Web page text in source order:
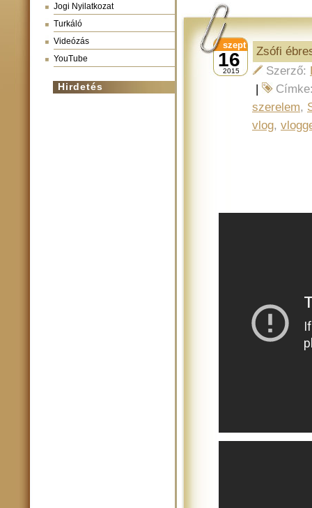
Jogi Nyilatkozat
Turkáló
Videózás
YouTube
Hirdetés
16
szept
2015
Zsófi
Szerző:
|
szerelem,
vlog,